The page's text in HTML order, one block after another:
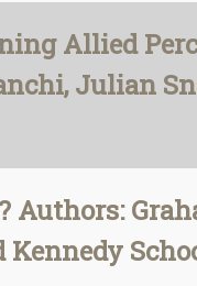
Allied
Julian
Authors: